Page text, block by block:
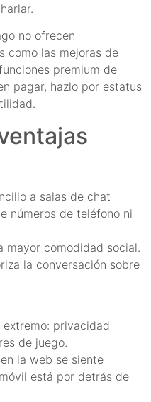
no ofrecen
como las mejoras de
premium de
pagar, hazlo por estatus
a salas de chat
números de teléfono ni
mayor comodidad social.
la conversación sobre
privacidad
de juego.
la web se siente
está por detrás de